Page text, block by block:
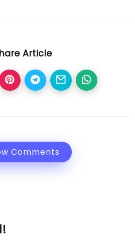
Article
Comments